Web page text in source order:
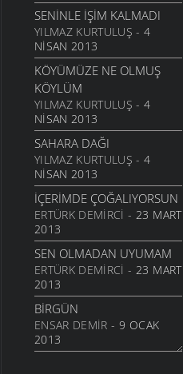
BENDE VARIM
24 TEMMUZ 2011
SARI KIZ
16 TEMMUZ 2011
GELIN CANLAR
3 TEMMUZ 2011
ARTVINIM II
29 HAZIRAN 2011
İNANMIŞTIN
26 HAZIRAN 2011
MANILER
10 HAZIRAN 2011
SÜRDÜM ATIMI
3 HAZIRAN 2011
ARKADAŞ
1 HAZIRAN 2011
ŞIIRIM
31 MAYIS 2011
SENINLE İŞIM KALMADI
YILMAZ KURTULUŞ - 4
NISAN 2013
KÖYÜMÜZE NE OLMUŞ
KÖYLÜM
YILMAZ KURTULUŞ - 4
NISAN 2013
SAHARA DAĞI
YILMAZ KURTULUŞ - 4
NISAN 2013
İÇERIMDE ÇOĞALIYORSUN
ERTÜRK DEMIRCI - 23 MART
2013
SEN OLMADAN UYUMAM
ERTÜRK DEMIRCI - 23 MART
2013
BIRGÜN
ENSAR DEMIR - 9 OCAK
2013